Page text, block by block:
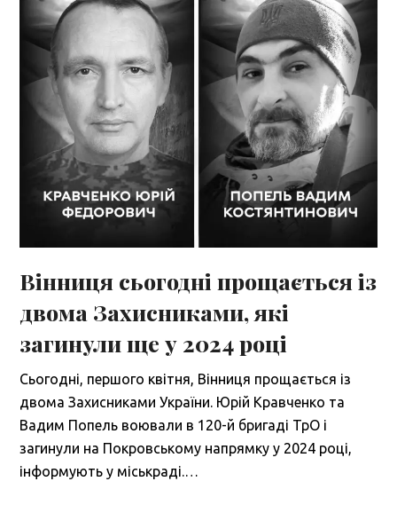
Вінниця сьогодні прощається із
двома Захисниками, які
загинули ще у 2024 році
Сьогодні, першого квітня, Вінниця прощається із
двома Захисниками України. Юрій Кравченко та
Вадим Попель воювали в 120-й бригаді ТрО і
загинули на Покровському напрямку у 2024 році,
інформують у міськраді.…